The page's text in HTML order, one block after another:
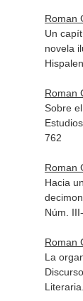
Roman
Un
novela
Roman
Sobre
762
Roman
Hacia
Núm.
Roman
La
Literaria